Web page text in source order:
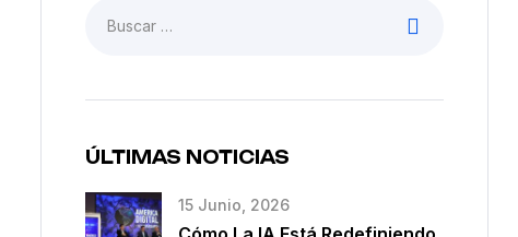
ÚLTIMAS NOTICIAS
15 Junio, 2026